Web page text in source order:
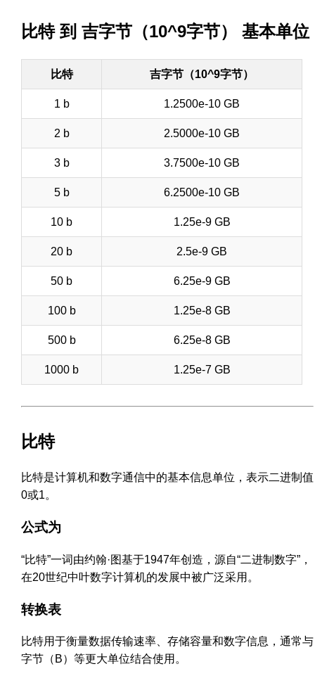
比特 到 吉字节（10^9字节） 基本单位
比特 吉字节（10^9字节）
1 b 1.2500e-10 GB
2 b 2.5000e-10 GB
3 b 3.7500e-10 GB
5 b 6.2500e-10 GB
10 b 1.25e-9 GB
20 b 2.5e-9 GB
50 b 6.25e-9 GB
100 b 1.25e-8 GB
500 b 6.25e-8 GB
1000 b 1.25e-7 GB
比特
比特是计算机和数字通信中的基本信息单位，表示二进制值
0或1。
公式为
“比特”一词由约翰·图基于1947年创造，源自“二进制数字”，
在20世纪中叶数字计算机的发展中被广泛采用。
转换表
比特用于衡量数据传输速率、存储容量和数字信息，通常与
字节（B）等更大单位结合使用。